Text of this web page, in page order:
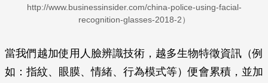
http://www.businessinsider.com/china-police-using-facial-
recognition-glasses-2018-2）
當我們越加使用人臉辨識技術，越多生物特徵資訊（例
如：指紋、眼膜、情緒、行為模式等）便會累積，並加